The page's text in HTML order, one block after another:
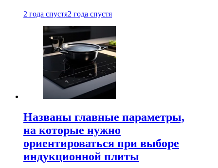
2 года спустя2 года спустя
Названы главные параметры,
на которые нужно
ориентироваться при выборе
индукционной плиты